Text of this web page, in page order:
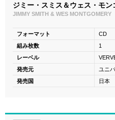
ジミー・スミス＆ウェス・モン
JIMMY SMITH & WES MONTGOMERY
フォーマット
CD
組み枚数
1
レーベル
発売元
ユニ
発売国
日本